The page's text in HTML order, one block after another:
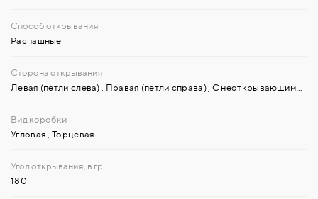
Распашные
Левая (петли слева) Правая (петли справа) С неоткрывающимися горизонтальными или вертикальными полотнами-вставками
Угловая Торцевая
180